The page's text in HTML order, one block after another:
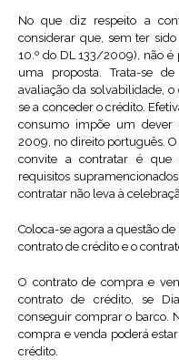
No que diz respeito a
considerar que, sem ter
10.º do DL 133/2009), não
uma proposta. Trata-se
avaliação da solvabilidade,
se a conceder o crédito.
consumo impõe um dever
2009, no direito português.
convite a contratar é que
requisitos
contratar não leva à
Coloca-se agora a questão
contrato de crédito e o
O contrato de compra e
contrato de crédito, se
conseguir comprar o barco.
compra e venda poderá
crédito.